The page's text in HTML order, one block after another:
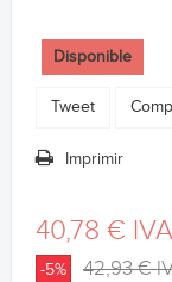
Disponible
Tweet
Imprimir
40,78 €
-5% 42,93 €